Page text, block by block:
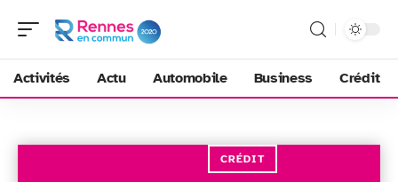
Activités Actu Automobile Business Crédit
CRÉDIT